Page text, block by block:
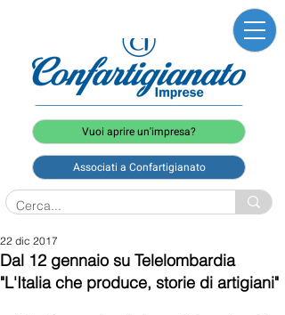
Vuoi aprire un'impresa?
Associati a Confartigianato
Dal 12 gennaio su Telelombardia
"L'Italia che produce, storie di artigiani"
22 dic 2017